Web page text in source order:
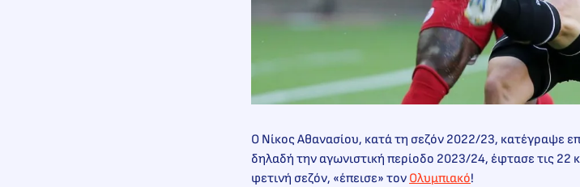
Ο Νίκος Αθανασίου, κατά τη σεζόν 2022/23, κατέγραψε
δηλαδή την αγωνιστική περίοδο 2023/24, έφτασε τις 22
φετινή σεζόν, «έπεισε» τον Ολυμπιακό!